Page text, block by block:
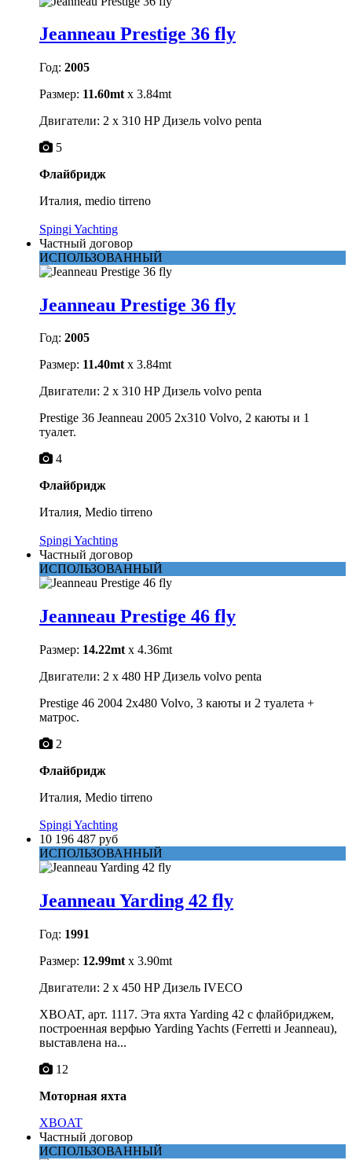
Jeanneau Prestige 36 fly
Год: 2005
Размер: 11.60mt x 3.84mt
Двигатели: 2 x 310 HP Дизель volvo penta
5
Флайбридж
Италия, medio tirreno
Spingi Yachting
Частный договор
ИСПОЛЬЗОВАННЫЙ
Jeanneau Prestige 36 fly
Год: 2005
Размер: 11.40mtx 3.84mt
Двигатели: 2 x 310 HP Дизель volvo penta
Prestige 36 Jeanneau 2005 2x310 Volvo, 2 каюты и 1
туалет.
4
Флайбридж
Италия, Medio tirreno
Spingi Yachting
Частный договор
ИСПОЛЬЗОВАННЫЙ
Jeanneau Prestige 46 fly
Размер: 14.22mt x 4.36mt
Двигатели: 2 x 480 HP Дизель volvo penta
Prestige 46 2004 2x480 Volvo, 3 каюты и 2 туалета +
матрос.
2
Флайбридж
Италия, Medio tirreno
Spingi Yachting
10 196 487 руб
ИСПОЛЬЗОВАННЫЙ
Jeanneau Yarding 42 fly
Год: 1991
Размер: 12.99mt x 3.90mt
Двигатели: 2 x 450 HP Дизель IVECO
XBOAT, арт. 1117. Эта яхта Yarding 42 с флайбриджем,
построенная верфью Yarding Yachts (Ferretti и Jeanneau),
выставлена на...
12
Моторная яхта
XBOAT
Частный договор
ИСПОЛЬЗОВАННЫЙ